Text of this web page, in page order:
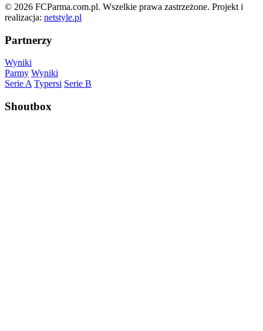
© 2026 FCParma.com.pl. Wszelkie prawa zastrzeżone. Projekt i
realizacja: netstyle.pl
Partnerzy
Wyniki
Parmy Wyniki
Serie A Typersi Serie B
Shoutbox